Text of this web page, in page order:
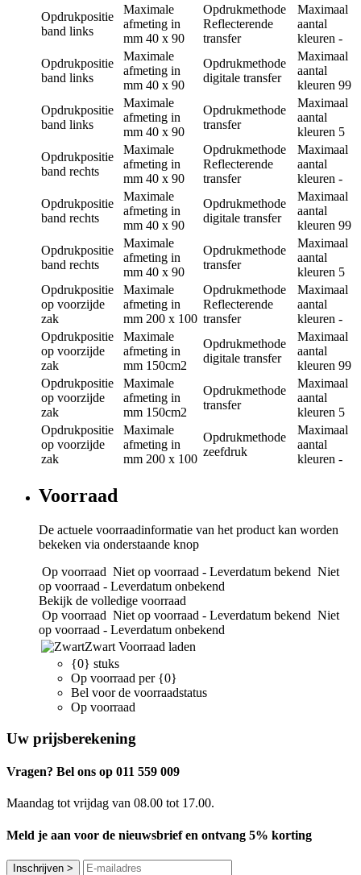
Opdrukpositie
band links
Maximale
afmeting in
mm 40 x 90
Opdrukmethode
Reflecterende
transfer
Maximaal
aantal
kleuren -
Opdrukpositie
band links
Maximale
afmeting in
mm 40 x 90
Opdrukmethode
digitale transfer
Maximaal
aantal
kleuren 99
Opdrukpositie
band links
Maximale
afmeting in
mm 40 x 90
Opdrukmethode
transfer
Maximaal
aantal
kleuren 5
Opdrukpositie
band rechts
Maximale
afmeting in
mm 40 x 90
Opdrukmethode
Reflecterende
transfer
Maximaal
aantal
kleuren -
Opdrukpositie
band rechts
Maximale
afmeting in
mm 40 x 90
Opdrukmethode
digitale transfer
Maximaal
aantal
kleuren 99
Opdrukpositie
band rechts
Maximale
afmeting in
mm 40 x 90
Opdrukmethode
transfer
Maximaal
aantal
kleuren 5
Opdrukpositie
op voorzijde
zak
Maximale
afmeting in
mm 200 x 100
Opdrukmethode
Reflecterende
transfer
Maximaal
aantal
kleuren -
Opdrukpositie
op voorzijde
zak
Maximale
afmeting in
mm 150cm2
Opdrukmethode
digitale transfer
Maximaal
aantal
kleuren 99
Opdrukpositie
op voorzijde
zak
Maximale
afmeting in
mm 150cm2
Opdrukmethode
transfer
Maximaal
aantal
kleuren 5
Opdrukpositie
op voorzijde
zak
Maximale
afmeting in
mm 200 x 100
Opdrukmethode
zeefdruk
Maximaal
aantal
kleuren -
Voorraad
De actuele voorraadinformatie van het product kan worden
bekeken via onderstaande knop
Op voorraad Niet op voorraad - Leverdatum bekend Niet
op voorraad - Leverdatum onbekend
Bekijk de volledige voorraad
Op voorraad Niet op voorraad - Leverdatum bekend Niet
op voorraad - Leverdatum onbekend
Zwart Voorraad laden
{0} stuks
Op voorraad per {0}
Bel voor de voorraadstatus
Op voorraad
Uw prijsberekening
Vragen? Bel ons op 011 559 009
Maandag tot vrijdag van 08.00 tot 17.00.
Meld je aan voor de nieuwsbrief en ontvang 5% korting
Inschrijven >